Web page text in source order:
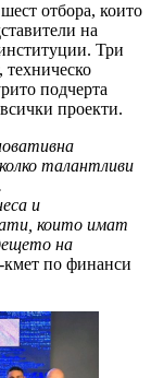
отбора, които
на
Три
техническо
подчерта
проекти.
талантливи
и
които имат
на
кмет по финанси